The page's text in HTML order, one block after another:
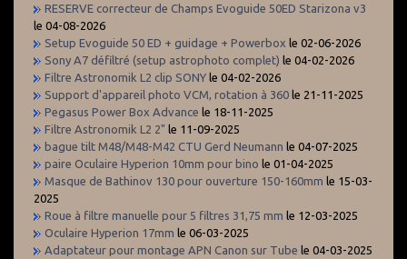
RESERVE correcteur de Champs Evoguide 50ED Starizona v3
le 04-08-2026
Setup Evoguide 50 ED + guidage + Powerbox le 02-06-2026
Sony A7 défiltré (setup astrophoto complet) le 04-02-2026
Filtre Astronomik L2 clip SONY le 04-02-2026
Support d'appareil photo VCM, rotation à 360 le 21-11-2025
Pegasus Power Box Advance le 18-11-2025
Filtre Astronomik L2 2" le 11-09-2025
bague tilt M48/M48-M42 CTU Gerd Neumann le 04-07-2025
paire Oculaire Hyperion 10mm pour bino le 01-04-2025
Masque de Bathinov 130 pour ouverture 150-160mm le 15-03-
2025
Roue à filtre manuelle pour 5 filtres 31,75 mm le 12-03-2025
Oculaire Hyperion 17mm le 06-03-2025
Adaptateur pour montage APN Canon sur Tube le 04-03-2025